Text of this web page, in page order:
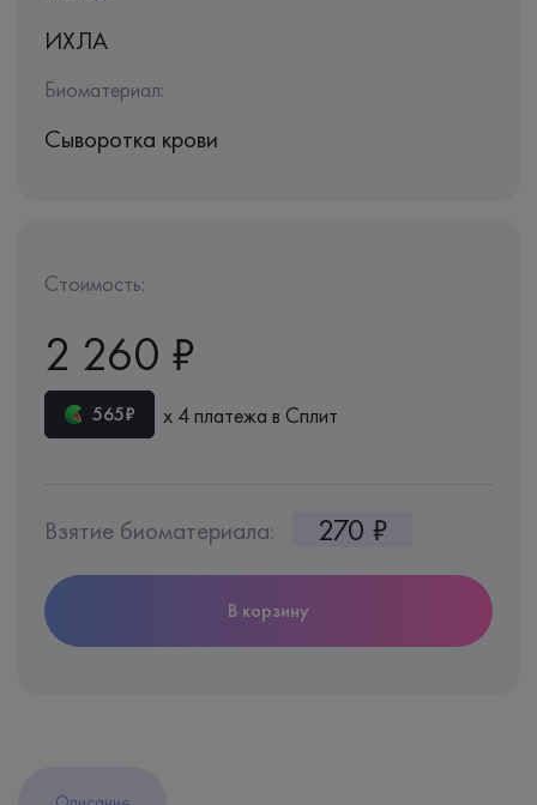
ИХЛА
Биоматериал:
Сыворотка крови
Стоимость:
2 260 ₽
565₽ х 4 платежа в Сплит
Взятие биоматериала: 270 ₽
В корзину